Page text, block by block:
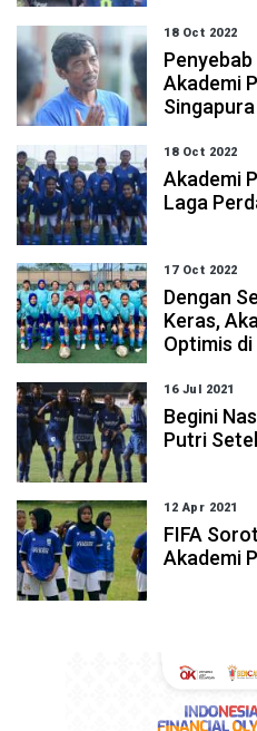
18 Oct 2022
Akademi
Singapura
18 Oct 2022
Akademi
Laga
17 Oct 2022
Dengan
Keras,
Optimis di
16 Jul 2021
Begini
Putri
12 Apr 2021
FIFA
Akademi